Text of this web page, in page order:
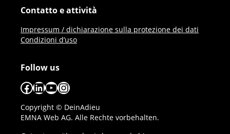
Contatto e attività
Impressum / dichiarazione sulla protezione dei dati
Condizioni d’uso
Follow us
Facebook
LinkedIn
YouTube
Instagram
Copyright © DeinAdieu
EMNA Web AG. Alle Rechte vorbehalten.